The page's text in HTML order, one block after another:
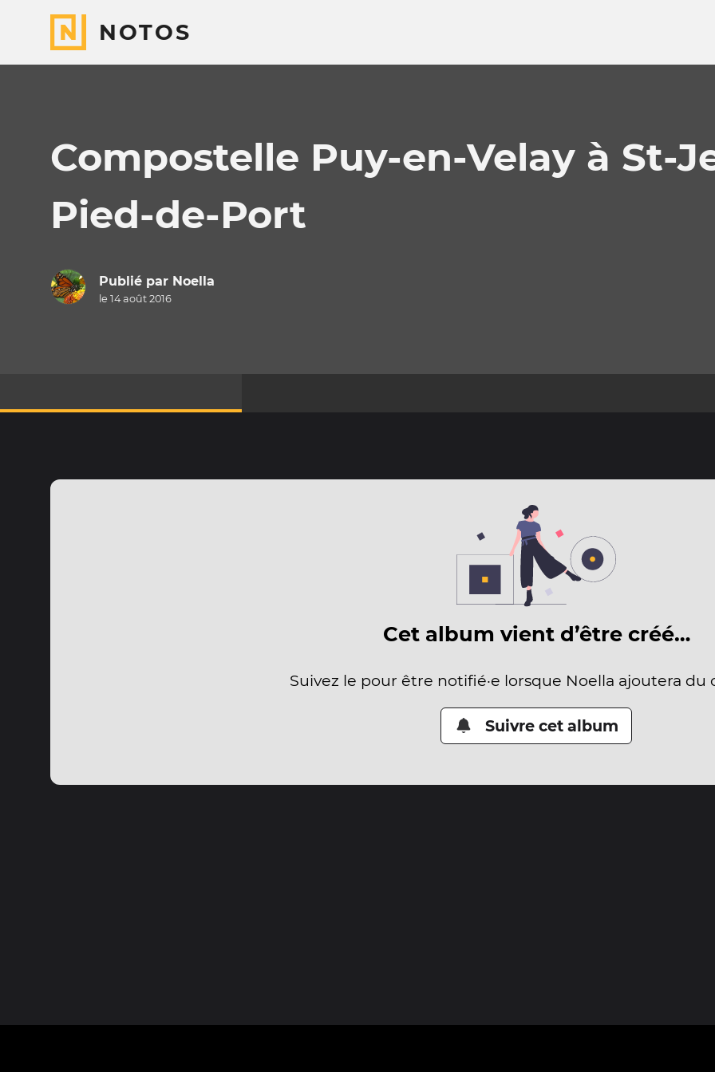
NOTOS
Compostelle Puy-en-Velay à St-
Pied-de-Port
Publié par Noella
le 14 août 2016
Cet album vient d’être créé…
Suivez le pour être notifié·e lorsque Noella ajoutera du
Suivre cet album